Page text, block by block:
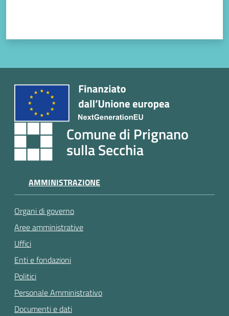
Comune di Prignano
sulla Secchia
AMMINISTRAZIONE
Organi di governo
Aree amministrative
Uffici
Enti e fondazioni
Politici
Personale Amministrativo
Documenti e dati